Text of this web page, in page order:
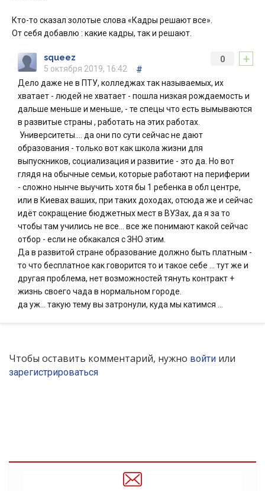
Кто-то сказал золотые слова «Кадры решают все».
От себя добавлю : какие кадры, так и решают.
+
0
squeez
5 октября 2019, 16:42
#
Дело даже не в ПТУ, колледжах так называемых, их
хватает - людей не хватает - пошла низкая рождаемость и
дальше меньше и меньше, - те спецы что есть вымываются
в развитые страны , работать на этих работах.
Университеты.... да они по сути сейчас не дают
образования - только вот как школа жизни для
выпускников, социализация и развитие - это да. Но вот
глядя на обычные семьи, которые работают на периферии
- сложно нынче выучить хотя бы 1 ребенка в обл центре,
или в Киевах ваших, при таких доходах, отсюда же и сейчас
идёт сокращение бюджетных мест в ВУЗах, да я за то
чтобы там учились не все... все же понимают какой сейчас
отбор - если не обкакался с ЗНО этим.
Да в развитой стране образование должно быть платным -
то что бесплатное как говорится то и такое себе ... тут же и
другая проблема, нет возможностей тянуть контракт +
жизнь своего чада в нормальном городе.
да уж... такую тему вы затронули, куда мы катимся ...
Чтобы оставить комментарий, нужно войти или
зарегистрироваться